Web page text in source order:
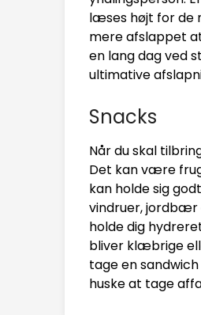
læses højt for de
mere afslappet
en lang dag ved
ultimative
Snacks
Når du skal
Det kan være
kan holde sig
vindruer, jordbær
holde dig
bliver klæbrige
tage en
huske at tage